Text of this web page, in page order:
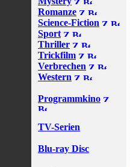
Romanze
Science-Fiction
Sport
Thriller
Trickfilm
Verbrechen
Western
Programmkino
TV-Serien
Blu-ray Disc